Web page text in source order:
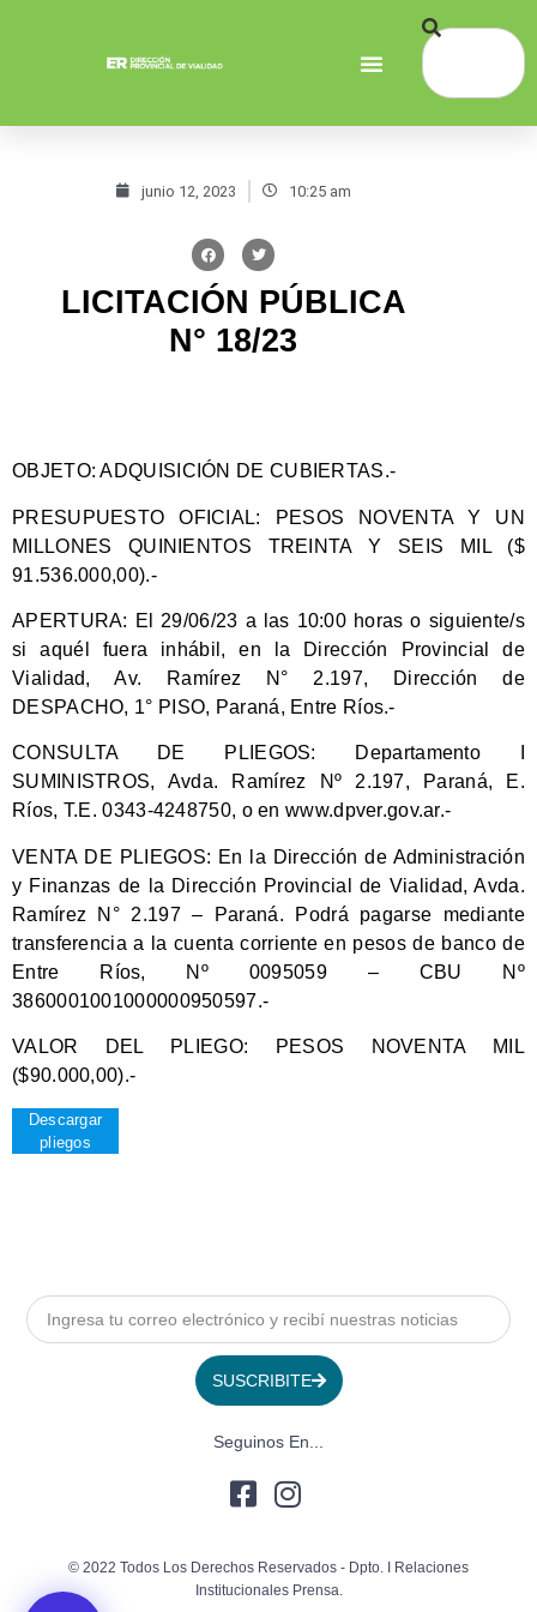
junio 12, 2023 10:25 am
LICITACIÓN PÚBLICA
N° 18/23
OBJETO: ADQUISICIÓN DE CUBIERTAS.-
PRESUPUESTO OFICIAL:
PESOS NOVENTA Y UN
MILLONES QUINIENTOS TREINTA Y SEIS MIL ($
91.536.000,00).-
APERTURA: El 29/06/23 a las 10:00 horas o siguiente/s
si aquél fuera inhábil, en la Dirección Provincial de
Vialidad, Av. Ramírez N° 2.197, Dirección de
DESPACHO, 1° PISO, Paraná, Entre Ríos.-
CONSULTA DE PLIEGOS:
Departamento I
SUMINISTROS, Avda. Ramírez Nº 2.197, Paraná, E.
Ríos, T.E. 0343-4248750, o en www.dpver.gov.ar.-
VENTA DE PLIEGOS: En la Dirección de Administración
y Finanzas de la Dirección Provincial de Vialidad, Avda.
Ramírez N° 2.197 – Paraná. Podrá pagarse mediante
transferencia a la cuenta corriente en pesos de banco de
Entre Ríos, Nº 0095059 – CBU Nº
3860001001000000950597.-
VALOR DEL PLIEGO: PESOS NOVENTA MIL
($90.000,00).-
Descargar
pliegos
SUSCRIBITE
Seguinos En...
© 2022 Todos Los Derechos Reservados - Dpto. I Relaciones
Institucionales Prensa.